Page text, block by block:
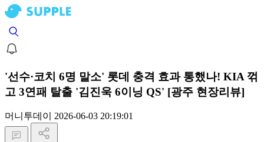
'선수·코치 6명 말소' 롯데 충격 효과 통했나! KIA 꺾
고 3연패 탈출 '김진욱 6이닝 QS' [광주 현장리뷰]
머니투데이 2026-06-03 20:19:01